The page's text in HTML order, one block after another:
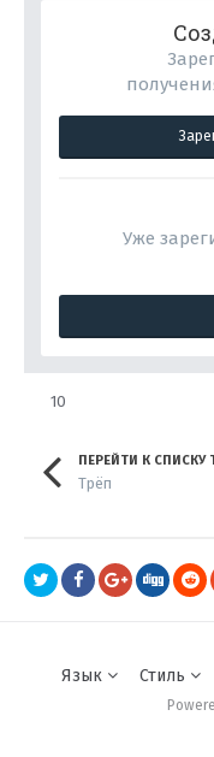
Уже
10
ПЕРЕЙТИ К СПИСКУ
Трёп
Язык Стиль